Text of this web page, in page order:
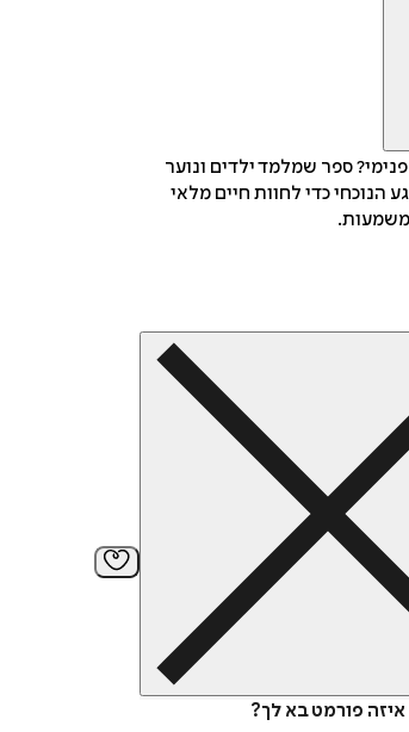
ספר שמלמד ילדים ונוער
הנוכחי כדי לחוות חיים מלאי
משמעות.
איזה פורמט בא לך?